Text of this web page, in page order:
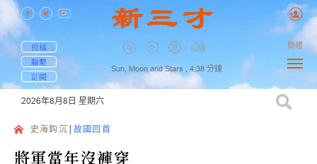
投稿
聯繫
訂閱
Sun, Moon and Stars , 4:38 分鐘
簡體
2026年8月8日 星期六
史海鈎沉 故國回首
將軍當年沒褲穿